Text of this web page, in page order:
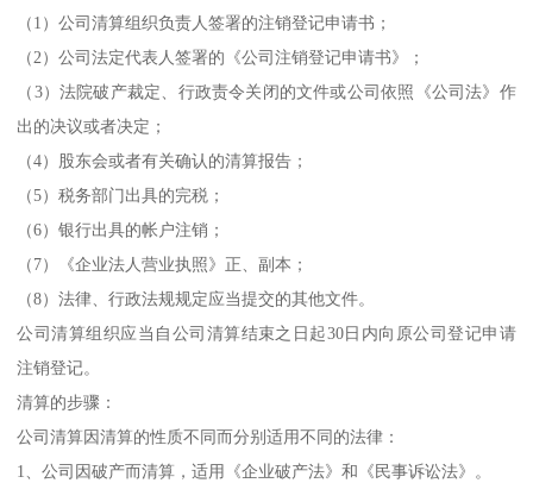
（1）公司清算组织负责人签署的注销登记申请书；
（2）公司法定代表人签署的《公司注销登记申请书》；
（3）法院破产裁定、行政责令关闭的文件或公司依照《公司法》作
出的决议或者决定；
（4）股东会或者有关确认的清算报告；
（5）税务部门出具的完税；
（6）银行出具的帐户注销；
（7）《企业法人营业执照》正、副本；
（8）法律、行政法规规定应当提交的其他文件。
公司清算组织应当自公司清算结束之日起30日内向原公司登记申请
注销登记。
清算的步骤：
公司清算因清算的性质不同而分别适用不同的法律：
1、公司因破产而清算，适用《企业破产法》和《民事诉讼法》。